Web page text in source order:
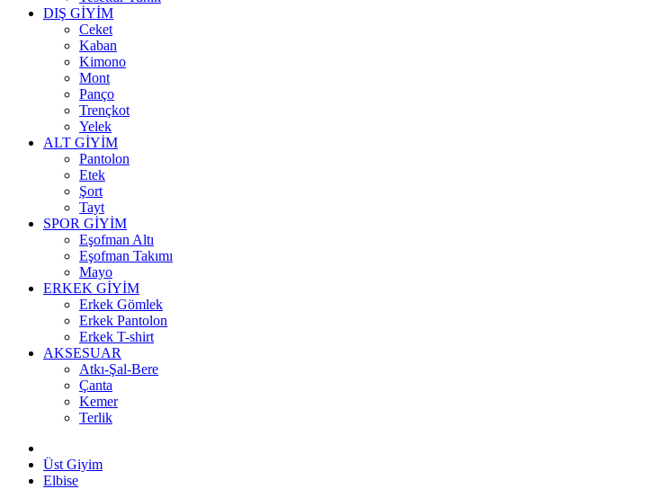
DIŞ GİYİM
Ceket
Kaban
Kimono
Mont
Panço
Trençkot
Yelek
ALT GİYİM
Pantolon
Etek
Şort
Tayt
SPOR GİYİM
Eşofman Altı
Eşofman Takımı
Mayo
ERKEK GİYİM
Erkek Gömlek
Erkek Pantolon
Erkek T-shirt
AKSESUAR
Atkı-Şal-Bere
Çanta
Kemer
Terlik
Üst Giyim
Elbise